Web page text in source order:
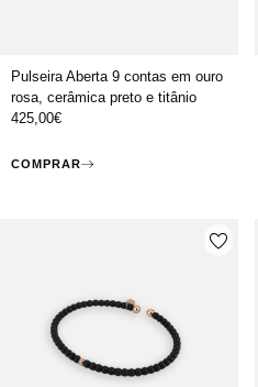
Pulseira Aberta 9 contas em ouro
rosa, cerâmica preto e titânio
425,00€
COMPRAR